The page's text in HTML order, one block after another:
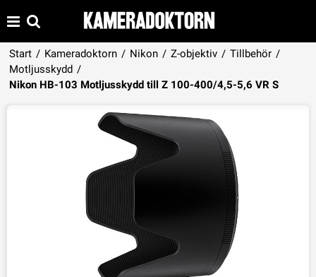
Start / Kameradoktorn / Nikon / Z-objektiv / Tillbehör /
Motljusskydd /
Nikon HB-103 Motljusskydd till Z 100-400/4,5-5,6 VR S
Produkten har lagts i din varukorg
VISA VARUKORGEN